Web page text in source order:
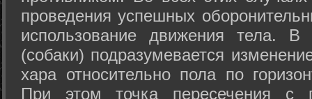
проведения успешных
использование движения тела.
(собаки) подразумевается
хара относительно пола по
При этом точка пересечения с